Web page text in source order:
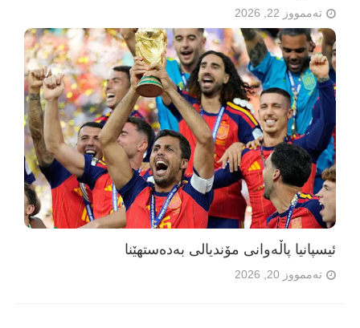
تەممووز 22, 2026
ئیسپانیا پاڵەوانی مۆندیالی بەدەستهێنا
تەممووز 20, 2026